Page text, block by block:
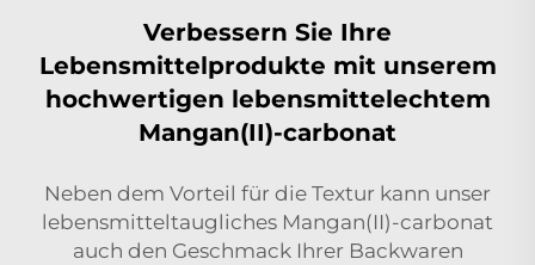
Verbessern Sie Ihre
Lebensmittelprodukte mit unserem
hochwertigen lebensmittelechtem
Mangan(II)-carbonat
Neben dem Vorteil für die Textur kann unser
lebensmitteltaugliches Mangan(II)-carbonat
auch den Geschmack Ihrer Backwaren